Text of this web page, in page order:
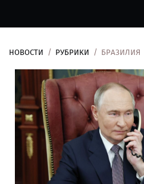
Рубрики
Контакты
НОВОСТИ РУБРИКИ БРАЗИЛИЯ